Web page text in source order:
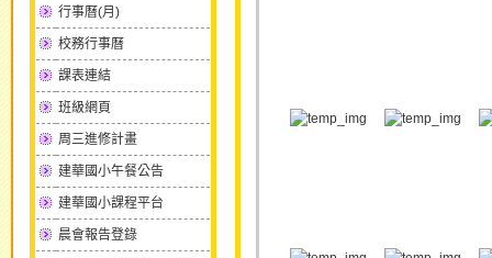
行事曆(月)
校務行事曆
課表連結
班級網頁
周三進修計畫
建華國小午餐公告
建華國小課程平台
晨會報告登錄